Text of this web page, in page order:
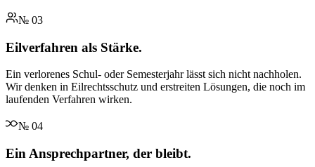
№ 03
Eilverfahren als Stärke.
Ein verlorenes Schul- oder Semesterjahr lässt sich nicht nachholen.
Wir denken in Eilrechtsschutz und erstreiten Lösungen, die noch im
laufenden Verfahren wirken.
№ 04
Ein Ansprechpartner, der bleibt.